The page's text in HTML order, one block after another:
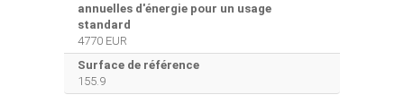
annuelles d'énergie pour un usage
standard
4770 EUR
Surface de référence
155.9